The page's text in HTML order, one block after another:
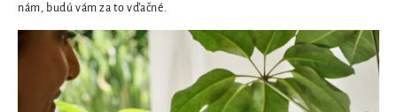
nám, budú vám za to vďačné.